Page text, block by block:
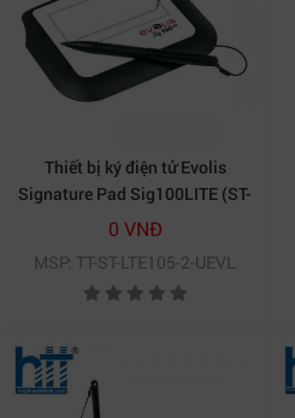
Thiết bị ký điện tử Evolis
Signature Pad Sig100LITE (ST-
LTE105-2-UEVL)
0 VNĐ
MSP: TT-ST-LTE105-2-UEVL